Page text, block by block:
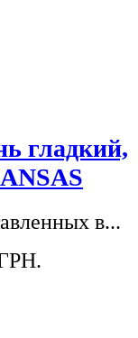
гладкий,
в...